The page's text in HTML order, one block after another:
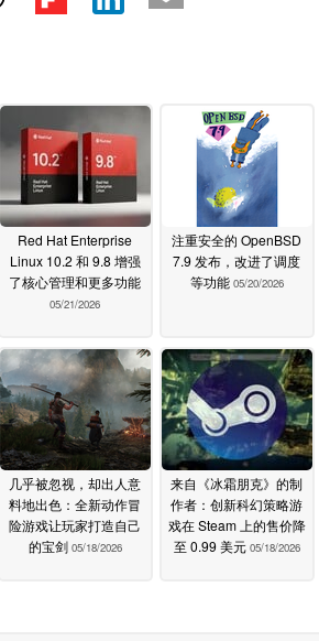
Red Hat Enterprise
Linux 10.2 和 9.8 增强
了核心管理和更多功能
05/21/2026
注重安全的 OpenBSD
7.9 发布，改进了调度
等功能 05/20/2026
几乎被忽视，却出人意
料地出色：全新动作冒
险游戏让玩家打造自己
的宝剑 05/18/2026
来自《冰霜朋克》的制
作者：创新科幻策略游
戏在 Steam 上的售价降
至 0.99 美元 05/18/2026